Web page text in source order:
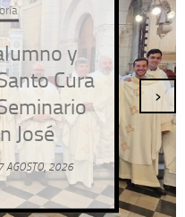
y
Cura
José
7 AGOSTO, 2026
›